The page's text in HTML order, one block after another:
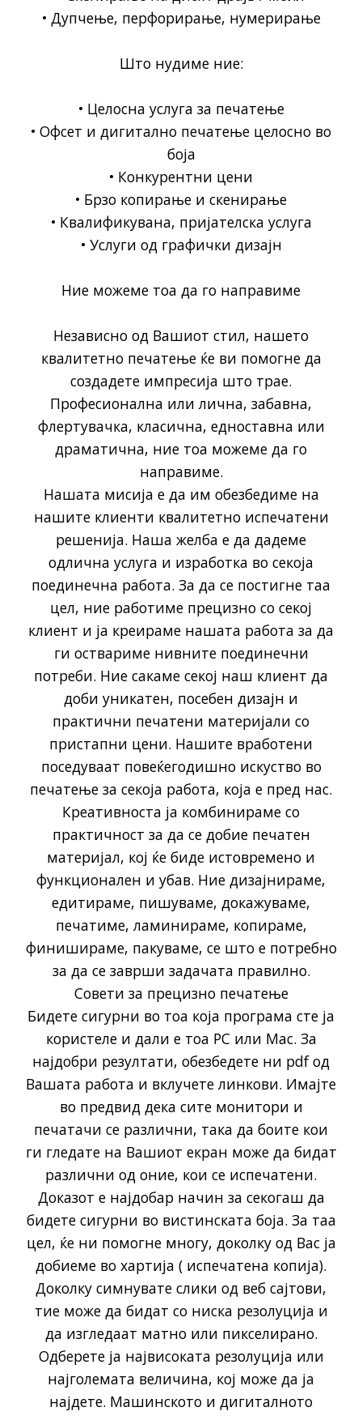
• Дупчење, перфорирање, нумерирање
Што нудиме ние:
• Целосна услуга за печатење
• Офсет и дигитално печатење целосно во
боја
• Конкурентни цени
• Брзо копирање и скенирање
• Квалификувана, пријателска услуга
• Услуги од графички дизајн
Ние можеме тоа да го направиме
Независно од Вашиот стил, нашето
квалитетно печатење ќе ви помогне да
создадете импресија што трае.
Професионална или лична, забавна,
флертувачка, класична, едноставна или
драматична, ние тоа можеме да го
направиме.
Нашата мисија е да им обезбедиме на
нашите клиенти квалитетно испечатени
решенија. Наша желба е да дадеме
одлична услуга и изработка во секоја
поединечна работа. За да се постигне таа
цел, ние работиме прецизно со секој
клиент и ја креираме нашата работа за да
ги оствариме нивните поединечни
потреби. Ние сакаме секој наш клиент да
доби уникатен, посебен дизајн и
практични печатени материјали со
пристапни цени. Нашите вработени
поседуваат повеќегодишно искуство во
печатење за секоја работа, која е пред нас.
Креативноста ја комбинираме со
практичност за да се добие печатен
материјал, кој ќе биде истовремено и
функционален и убав. Ние дизајнираме,
едитираме, пишуваме, докажуваме,
печатиме, ламинираме, копираме,
финишираме, пакуваме, се што е потребно
за да се заврши задачата правилно.
Совети за прецизно печатење
Бидете сигурни во тоа која програма сте ја
користеле и дали е тоа PC или Mac. За
најдобри резултати, обезбедете ни pdf од
Вашата работа и вклучете линкови. Имајте
во предвид дека сите монитори и
печатачи се различни, така да боите кои
ги гледате на Вашиот екран може да бидат
различни од оние, кои се испечатени.
Доказот е најдобар начин за секогаш да
бидете сигурни во вистинската боја. За таа
цел, ќе ни помогне многу, доколку од Вас ја
добиеме во хартија ( испечатена копија).
Доколку симнувате слики од веб сајтови,
тие може да бидат со ниска резолуција и
да изгледаат матно или пикселирано.
Одберете ја највисоката резолуција или
најголемата величина, кој може да ја
најдете. Машинското и дигиталното